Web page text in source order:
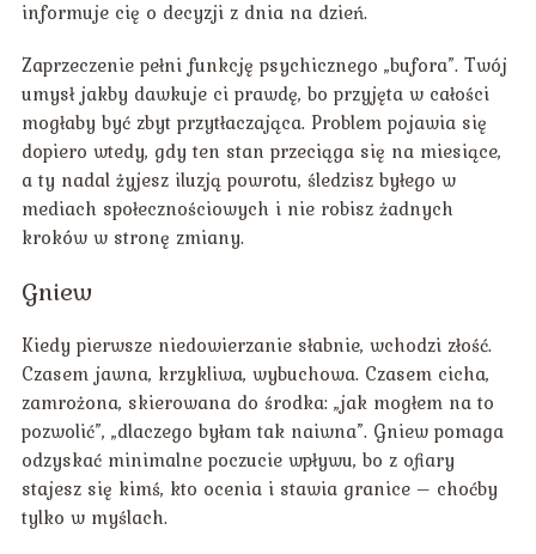
informuje cię o decyzji z dnia na dzień.
Zaprzeczenie pełni funkcję psychicznego „bufora”. Twój
umysł jakby dawkuje ci prawdę, bo przyjęta w całości
mogłaby być zbyt przytłaczająca. Problem pojawia się
dopiero wtedy, gdy ten stan przeciąga się na miesiące,
a ty nadal żyjesz iluzją powrotu, śledzisz byłego w
mediach społecznościowych i nie robisz żadnych
kroków w stronę zmiany.
Gniew
Kiedy pierwsze niedowierzanie słabnie, wchodzi złość.
Czasem jawna, krzykliwa, wybuchowa. Czasem cicha,
zamrożona, skierowana do środka: „jak mogłem na to
pozwolić”, „dlaczego byłam tak naiwna”. Gniew pomaga
odzyskać minimalne poczucie wpływu, bo z ofiary
stajesz się kimś, kto ocenia i stawia granice – choćby
tylko w myślach.